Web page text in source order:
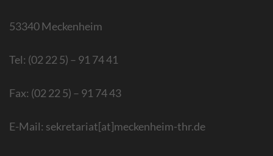
53340 Meckenheim
Tel: (02 22 5) – 91 74 41
Fax: (02 22 5) – 91 74 43
E-Mail: sekretariat[at]meckenheim-thr.de